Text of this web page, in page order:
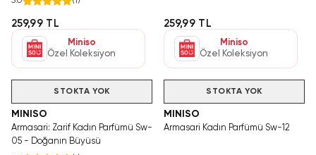
259,99 TL
Miniso
Özel Koleksiyon
259,99 TL
Miniso
Özel Koleksiyon
STOKTA YOK
MINISO
Armasari: Zarif Kadın Parfümü Sw-
05 - Doğanın Büyüsü
STOKTA YOK
MINISO
Armasari Kadın Parfümü Sw-12